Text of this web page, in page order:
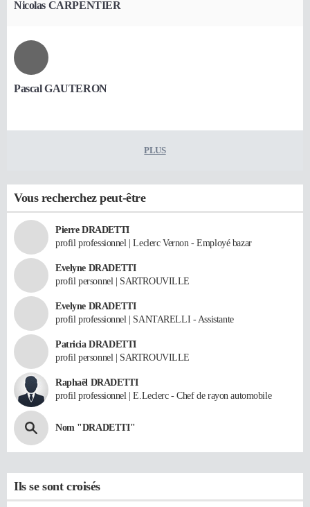
Nicolas CARPENTIER
Pascal GAUTERON
PLUS
Vous recherchez peut-être
Pierre DRADETTI
profil professionnel | Leclerc Vernon - Employé bazar
Evelyne DRADETTI
profil personnel | SARTROUVILLE
Evelyne DRADETTI
profil professionnel | SANTARELLI - Assistante
Patricia DRADETTI
profil personnel | SARTROUVILLE
Raphaël DRADETTI
profil professionnel | E.Leclerc - Chef de rayon automobile
Nom "DRADETTI"
Ils se sont croisés